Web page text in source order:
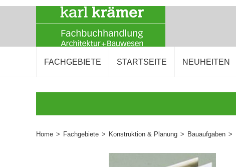
FACHGEBIETE STARTSEITE NEUHEITEN
Home > Fachgebiete > Konstruktion & Planung > Bauaufgaben >